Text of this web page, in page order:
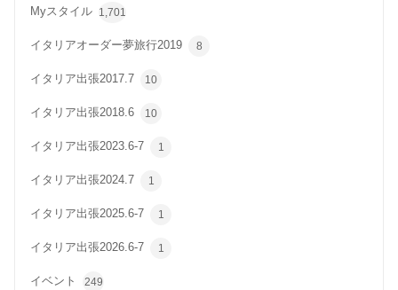
Myスタイル 1,701
イタリアオーダー夢旅行2019 8
イタリア出張2017.7 10
イタリア出張2018.6 10
イタリア出張2023.6-7 1
イタリア出張2024.7 1
イタリア出張2025.6-7 1
イタリア出張2026.6-7 1
イベント 249